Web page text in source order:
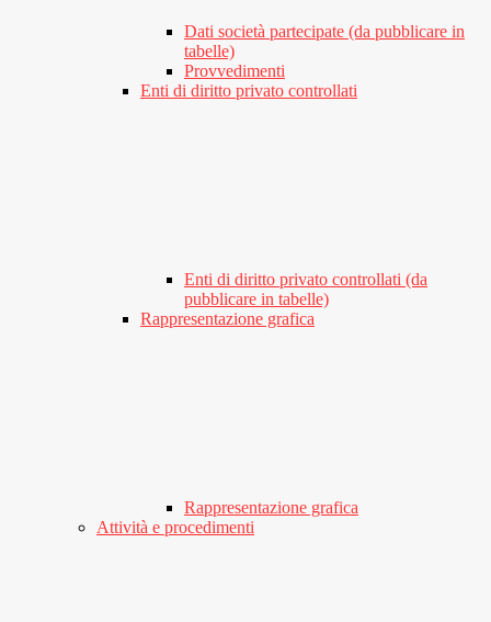
Dati società partecipate (da pubblicare in
tabelle)
Provvedimenti
Enti di diritto privato controllati
Enti di diritto privato controllati (da
pubblicare in tabelle)
Rappresentazione grafica
Rappresentazione grafica
Attività e procedimenti